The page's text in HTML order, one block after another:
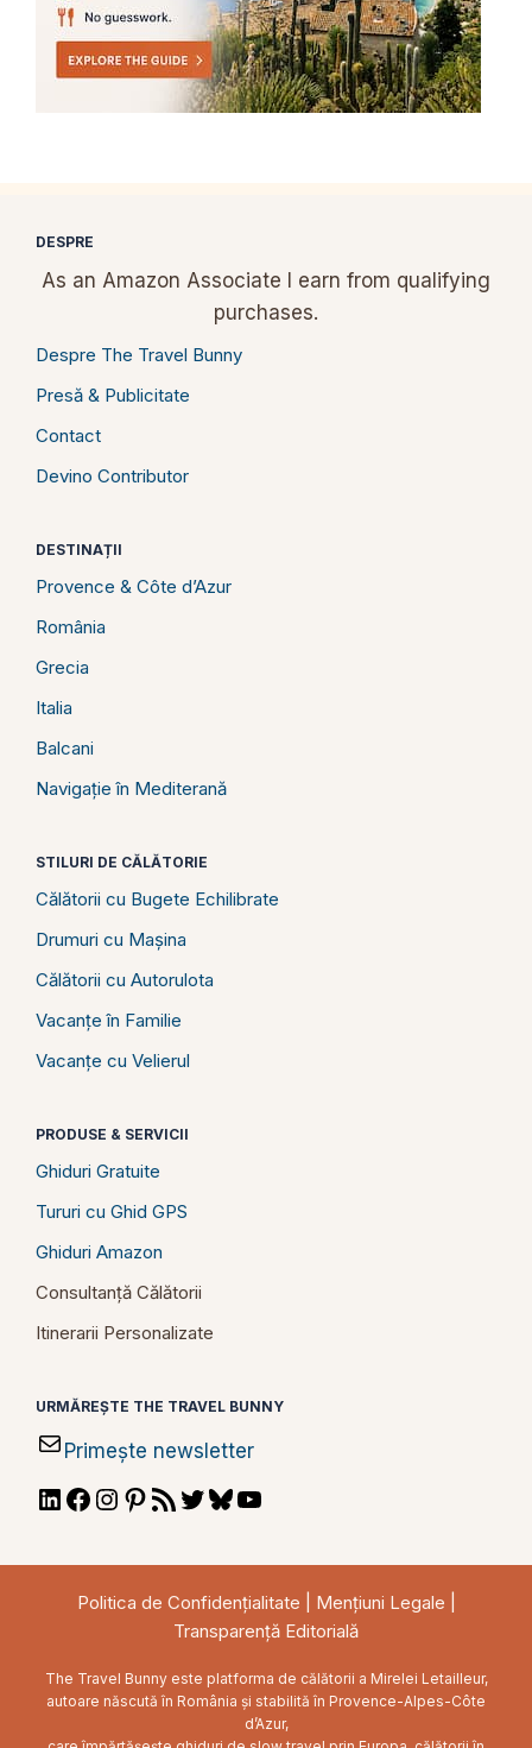
DESPRE
As an Amazon Associate I earn from qualifying
purchases.
Despre The Travel Bunny
Presă & Publicitate
Contact
Devino Contributor
DESTINAȚII
Provence & Côte d’Azur
România
Grecia
Italia
Balcani
Navigație în Mediterană
STILURI DE CĂLĂTORIE
Călătorii cu Bugete Echilibrate
Drumuri cu Mașina
Călătorii cu Autorulota
Vacanțe în Familie
Vacanțe cu Velierul
PRODUSE & SERVICII
Ghiduri Gratuite
Tururi cu Ghid GPS
Ghiduri Amazon
Consultanță Călătorii
Itinerarii Personalizate
URMĂREȘTE THE TRAVEL BUNNY
Primește newsletter
LinkedIn
Facebook
Instagram
Pinterest
RSSTwitterBluesky
Politica de Confidențialitate Mențiuni Legale
Transparență Editorială
The Travel Bunny este platforma de călătorii a Mirelei Letailleur,
autoare născută în România și stabilită în Provence-Alpes-Côte
d’Azur,